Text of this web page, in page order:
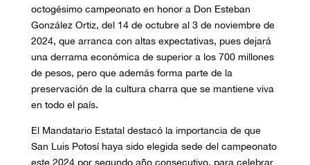
octogésimo campeonato en honor a Don Esteban
González Ortiz, del 14 de octubre al 3 de noviembre de
2024, que arranca con altas expectativas, pues dejará
una derrama económica de superior a los 700 millones
de pesos, pero que además forma parte de la
preservación de la cultura charra que se mantiene viva
en todo el país.
El Mandatario Estatal destacó la importancia de que
San Luis Potosí haya sido elegida sede del campeonato
este 2024 por segundo año consecutivo, para celebrar